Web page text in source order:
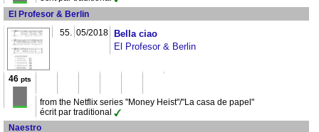
El Profesor & Berlin
55. 05/2018
Bella ciao
El Profesor & Berlin
46 pts
from the Netflix series "Money Heist"/"La casa de papel"
écrit par traditional
Naestro